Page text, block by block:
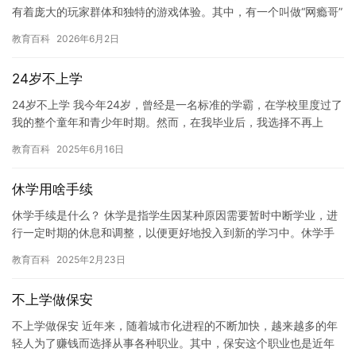
有着庞大的玩家群体和独特的游戏体验。其中，有一个叫做“网瘾哥”
教育百科 2026年6月2日
24岁不上学
24岁不上学 我今年24岁，曾经是一名标准的学霸，在学校里度过了
我的整个童年和青少年时期。然而，在我毕业后，我选择不再上
许…
教育百科 2025年6月16日
休学用啥手续
休学手续是什么？ 休学是指学生因某种原因需要暂时中断学业，进
行一定时期的休息和调整，以便更好地投入到新的学习中。休学手
骤： …
教育百科 2025年2月23日
不上学做保安
不上学做保安 近年来，随着城市化进程的不断加快，越来越多的年
轻人为了赚钱而选择从事各种职业。其中，保安这个职业也是近年